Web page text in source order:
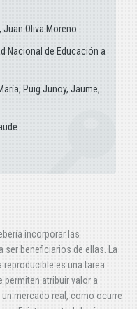
Oliva Moreno
Nacional de Educación a
Puig Junoy, Jaume,
incorporar las
ser beneficiarios de ellas. La
es una tarea
atribuir valor a
mercado real, como ocurre